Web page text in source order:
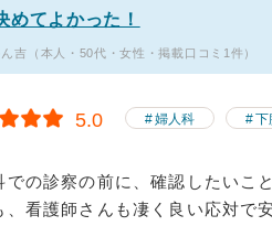
めてよかった！
吉（本人・50代・女性・掲載口コミ1件）
5.0 婦人科 下
での診察の前に、確認したいこ
、看護師さんも凄く良い応対で